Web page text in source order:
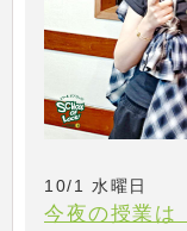
10/1 水曜日
今夜の授業は